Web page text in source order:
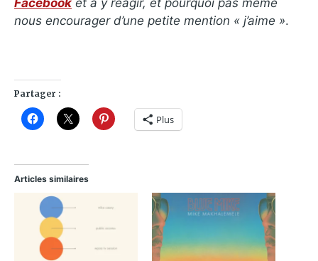
nous encourager d’une petite mention « j’aime ».
Partager :
Plus
Articles similaires